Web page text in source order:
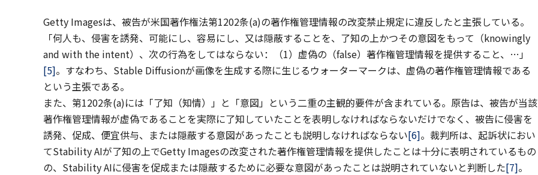
Getty Imagesは、被告が米国著作権法第1202条(a)の著作権管理情報の改変禁止規定に違反したと主張している。
「何人も、侵害を誘発、可能にし、容易にし、又は隠蔽することを、了知の上かつその意図をもって（knowingly
and with the intent）、次の行為をしてはならない：（1）虚偽の（false）著作権管理情報を提供すること、…」
[5]。すなわち、Stable Diffusionが画像を生成する際に生じるウォーターマークは、虚偽の著作権管理情報である
という主張である。
また、第1202条(a)には「了知（知情）」と「意図」という二重の主観的要件が含まれている。原告は、被告が当該
著作権管理情報が虚偽であることを実際に了知していたことを表明しなければならないだけでなく、被告に侵害を
誘発、促成、便宜供与、または隠蔽する意図があったことも説明しなければならない[6]。裁判所は、起訴状におい
てStability AIが了知の上でGetty Imagesの改変された著作権管理情報を提供したことは十分に表明されているもの
の、Stability AIに侵害を促成または隠蔽するために必要な意図があったことは説明されていないと判断した[7]。